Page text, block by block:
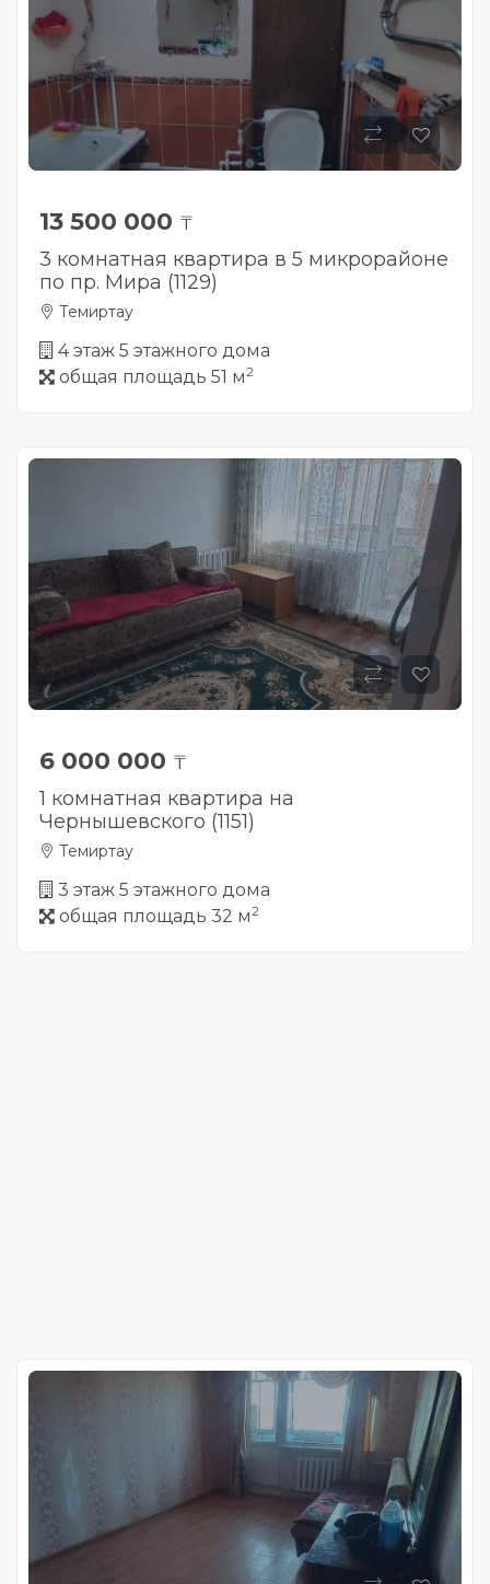
13 500 000 ₸
3 комнатная квартира в 5 микрорайоне
по пр. Мира (1129)
Темиртау
4 этаж 5 этажного дома
общая площадь 51 м2
6 000 000 ₸
1 комнатная квартира на
Чернышевского (1151)
Темиртау
3 этаж 5 этажного дома
общая площадь 32 м2